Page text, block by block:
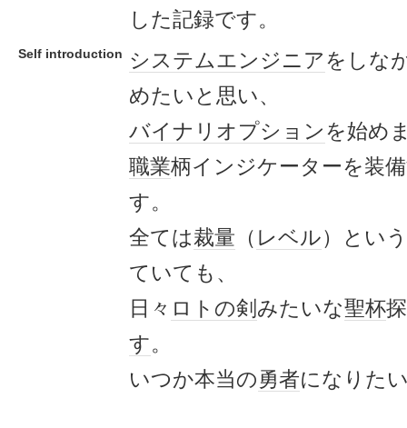
した記録です。
Self introduction システムエンジニアをしな
めたいと思い、
バイナリ オプションを始め
職業柄インジケーターを装
す。
全ては裁量 （ レベル）とい
ていても、
日々 ロトの剣 みたいな聖杯
す。
いつか本当の勇者になりた